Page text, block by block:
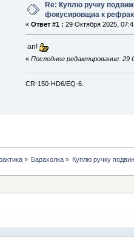
Re: Куплю ручку
фокусировщиа к
« Ответ #1 : 29 Октября 2025,
ап!
« Последнее редактирование: 29
CR-150-HD6/EQ-6.
» Барахолка» Куплю ручку